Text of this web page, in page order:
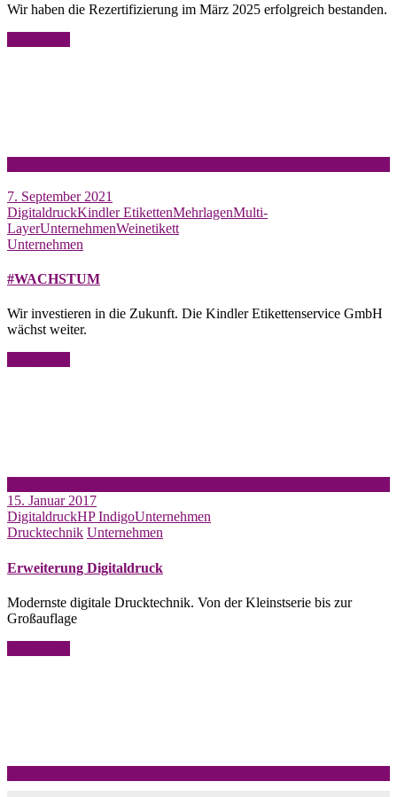
Wir haben die Rezertifizierung im März 2025 erfolgreich bestanden.
7. September 2021
DigitaldruckKindler EtikettenMehrlagenMulti-
LayerUnternehmenWeinetikett
Unternehmen
#WACHSTUM
Wir investieren in die Zukunft. Die Kindler Etikettenservice GmbH
wächst weiter.
15. Januar 2017
DigitaldruckHP IndigoUnternehmen
Drucktechnik Unternehmen
Erweiterung Digitaldruck
Modernste digitale Drucktechnik. Von der Kleinstserie bis zur
Großauflage